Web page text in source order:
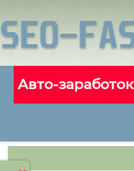
Авто-заработок